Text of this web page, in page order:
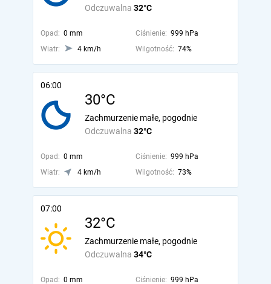
Odczuwalna 32°C
Opad: 0 mm Ciśnienie: 999 hPa
Wiatr:
4 km/h Wilgotność: 74%
06:00
30°C
Odczuwalna 32°C
Zachmurzenie małe, pogodnie
Opad: 0 mm Ciśnienie: 999 hPa
Wiatr:
4 km/h Wilgotność: 73%
07:00
32°C
Odczuwalna 34°C
Zachmurzenie małe, pogodnie
Opad: 0 mm Ciśnienie: 999 hPa